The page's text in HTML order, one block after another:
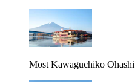
Most Kawaguchiko Ohashi